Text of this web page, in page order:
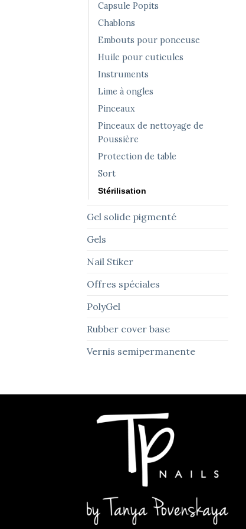
Capsule Popits
Chablons
Embouts pour ponceuse
Huile pour cuticules
Instruments
Lime à ongles
Pinceaux
Pinceaux de nettoyage de
Poussière
Protection de table
Sort
Stérilisation
Gel solide pigmenté
Gels
Nail Stiker
Offres spéciales
PolyGel
Rubber cover base
Vernis semipermanente